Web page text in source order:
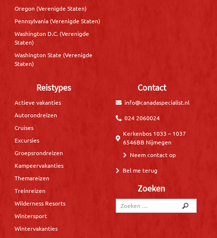
Oregon (Verenigde Staten)
Pennsylvania (Verenigde Staten)
Washington D.C. (Verenigde
Staten)
Washington State (Verenigde
Staten)
Reistypes
Actieve vakanties
Autorondreizen
Cruises
Excursies
Groepsrondreizen
Kampeervakanties
Themareizen
Treinreizen
Wilderness Resorts
Wintersport
Wintervakanties
Contact
info@canadaspecialist.nl
024 2060024
Kerkenbos 1033 – 1037
6546BB Nijmegen
Neem contact op
Bel me terug
Zoeken